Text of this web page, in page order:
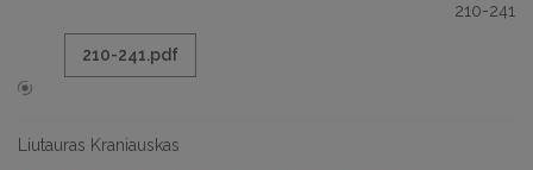
210-241
210-241.pdf
Liutauras Kraniauskas